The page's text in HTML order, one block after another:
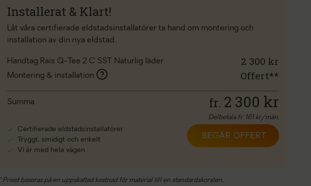
Installerat & Klart!
Låt våra certifierade eldstadsinstallatörer ta hand om montering och
installation av din nya eldstad.
Handtag Rais Q-Tee 2 C SST Naturlig läder 2 300 kr
Montering & installation Offert**
Summa fr. 2 300 kr
Delbetala fr. 161 kr/mån.
Certifierade eldstadsinstallatörer
Tryggt, smidigt och enkelt
Vi är med hela vägen
BEGÄR OFFERT
* Priset baseras på en uppskattad kostnad för material till en standardskorsten.